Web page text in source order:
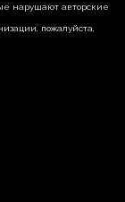
нарушают авторские
пожалуйста,